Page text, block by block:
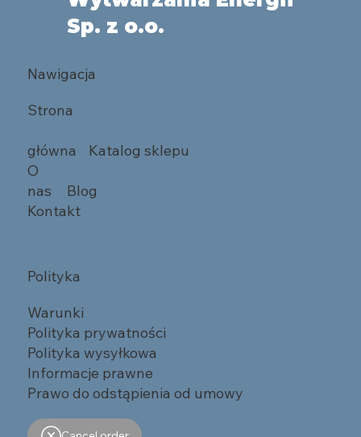
Sp. z o.o.
Nawigacja
Strona
główna
Katalog sklepu
O
nas
Blog
Kontakt
Polityka
Warunki
Polityka prywatności
Polityka wysyłkowa
Informacje prawne
Prawo do odstąpienia od umowy